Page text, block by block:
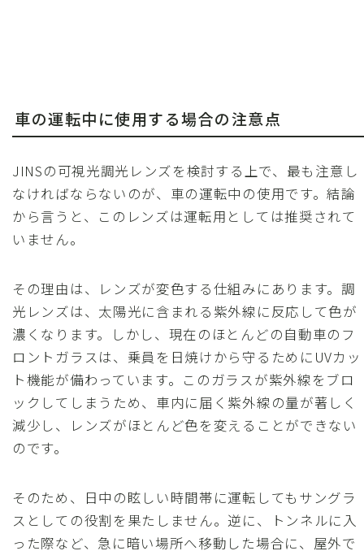
車の運転中に使用する場合の注意点
JINSの可視光調光レンズを検討する上で、最も注意し
なければならないのが、車の運転中の使用です。結論
から言うと、このレンズは運転用としては推奨されて
いません。
その理由は、レンズが変色する仕組みにあります。調
光レンズは、太陽光に含まれる紫外線に反応して色が
濃くなります。しかし、現在のほとんどの自動車のフ
ロントガラスは、乗員を日焼けから守るためにUVカッ
ト機能が備わっています。このガラスが紫外線をブロ
ックしてしまうため、車内に届く紫外線の量が著しく
減少し、レンズがほとんど色を変えることができない
のです。
そのため、日中の眩しい時間帯に運転してもサングラ
スとしての役割を果たしません。逆に、トンネルに入
った際など、急に暗い場所へ移動した場合に、屋外で